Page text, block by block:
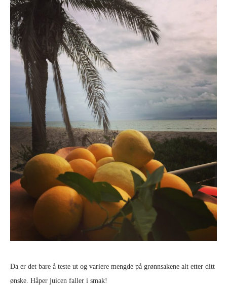
Da er det bare å teste ut og variere mengde på grønnsakene alt etter ditt
ønske. Håper juicen faller i smak!